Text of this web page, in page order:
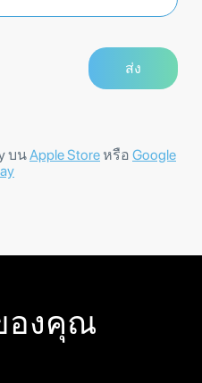
บนApple Store หรือ Google
องคุณ